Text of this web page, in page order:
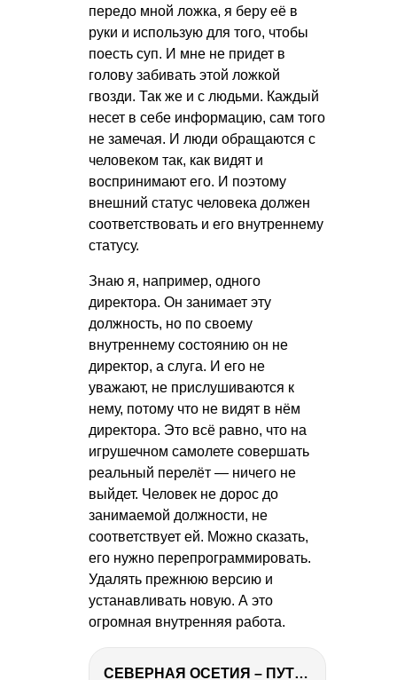
передо мной ложка, я беру её в
руки и использую для того, чтобы
поесть суп. И мне не придет в
голову забивать этой ложкой
гвозди. Так же и с людьми. Каждый
несет в себе информацию, сам того
не замечая. И люди обращаются с
человеком так, как видят и
воспринимают его. И поэтому
внешний статус человека должен
соответствовать и его внутреннему
статусу.
Знаю я, например, одного
директора. Он занимает эту
должность, но по своему
внутреннему состоянию он не
директор, а слуга. И его не
уважают, не прислушиваются к
нему, потому что не видят в нём
директора. Это всё равно, что на
игрушечном самолете совершать
реальный перелёт — ничего не
выйдет. Человек не дорос до
занимаемой должности, не
соответствует ей. Можно сказать,
его нужно перепрограммировать.
Удалять прежнюю версию и
устанавливать новую. А это
огромная внутренняя работа.
СЕВЕРНАЯ ОСЕТИЯ – ПУТЕШЕСТВИЕ НА КАВКАЗ часть 4